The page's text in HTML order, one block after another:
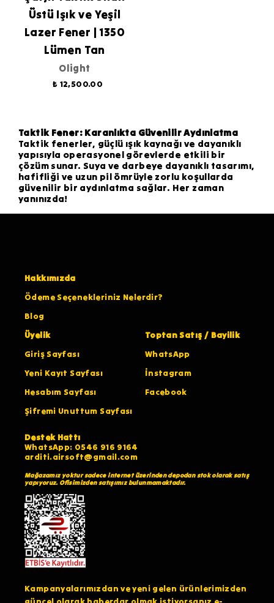
Üstü Işık ve Yeşil
Lazer Fener | 1350
Lümen Tan
Olight
₺ 12,500.00
Taktik Fener: Karanlıkta Güvenilir Aydınlatma
Taktik fenerler, güçlü ışık kaynağı ve dayanıklı
yapısıyla operasyonel görevlerde etkili bir
çözüm sunar. Suya ve darbeye dayanıklı tasarımı,
hafifliği ve uzun pil ömrüyle zorlu koşullarda
güvenilir bir aydınlatma sağlar. Her zaman
yanınızda!
Hakkımızda
Ödeme Seçenekleriniz Nelerdir?
Blog
Üyelik
Giriş Sayfası
Yeni Kayıt Sayfası
Hesabım Sayfası
Şifremi Unuttum Sayfası
Toptan Satış / Bayilik
WhatsApp
İnstagram
Facebook
Destek Hattı
WhatsApp: 0546 916 9164
arditi.airsoft@gmail.com
Mağazamız yoktur sadece internet üzerinden depodan stok olarak satış
yapıyoruz. Ofisimizden satışımız bulunmamaktadır.
Kampanyalarımızdan ve yeni gelen ürünlerimizden